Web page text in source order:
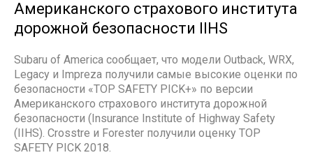
Американского страхового института
дорожной безопасности IIHS
Subaru of America сообщает, что модели Outback, WRX,
Legacy и Impreza получили самые высокие оценки по
безопасности «TOP SAFETY PICK+» по версии
Американского страхового института дорожной
безопасности (Insurance Institute of Highway Safety
(IIHS). Crosstre и Forester получили оценку TOP
SAFETY PICK 2018.